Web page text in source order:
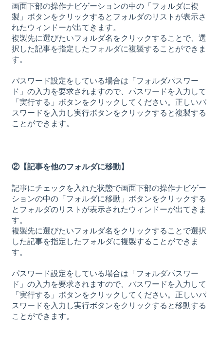
画面下部の操作ナビゲーションの中の「フォルダに複
製」ボタンをクリックするとフォルダのリストが表示さ
れたウィンドーが出てきます。
複製先に選びたいフォルダ名をクリックすることで、選
択した記事を指定したフォルダに複製することができま
す。
パスワード設定をしている場合は「フォルダパスワー
ド」の入力を要求されますので、パスワードを入力して
「実行する」ボタンをクリックしてください。正しいパ
スワードを入力し実行ボタンをクリックすると複製する
ことができます。
②【記事を他のフォルダに移動】
記事にチェックを入れた状態で画面下部の操作ナビゲー
ションの中の「フォルダに移動」ボタンをクリックする
とフォルダのリストが表示されたウィンドーが出てきま
す。
複製先に選びたいフォルダ名をクリックすることで選択
した記事を指定したフォルダに複製することができま
す。
パスワード設定をしている場合は「フォルダパスワー
ド」の入力を要求されますので、パスワードを入力して
「実行する」ボタンをクリックしてください。正しいパ
スワードを入力し実行ボタンをクリックすると移動する
ことができます。